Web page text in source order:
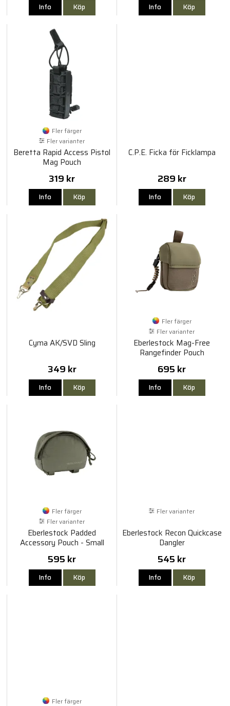
Info Köp Info Köp
Fler färger
Fler varianter
Beretta Rapid Access Pistol
Mag Pouch
319 kr
Info Köp
C.P.E. Ficka för Ficklampa
289 kr
Info Köp
Cyma AK/SVD Sling
349 kr
Info Köp
Fler färger
Fler varianter
Eberlestock Mag-Free
Rangefinder Pouch
695 kr
Info Köp
Fler färger
Fler varianter
Eberlestock Padded
Accessory Pouch - Small
595 kr
Info Köp
Fler varianter
Eberlestock Recon Quickcase
Dangler
545 kr
Info Köp
Fler färger